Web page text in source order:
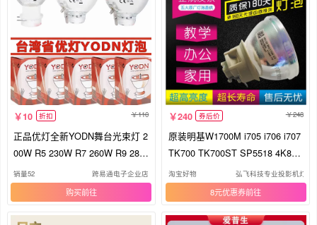
10 折扣 110
正品优灯全新YODN舞台光束灯 2
00W R5 230W R7 260W R9 280
W R10 R15 330W R16 350WR17
380WR18 440WR20
销量52 跨易通电子企业店
购买
240 券后价 248
原装明基W1700M i705 i706 i707
TK700 TK700ST SP5518 4K891
7M/HD2934M/WP1710M/MK405
0/SP2800M投影机灯泡
淘宝好物 弘飞科技专业投影机灯泡
8元优惠券